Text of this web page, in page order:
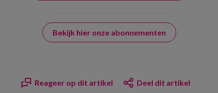
Bekijk hier onze abonnementen
Reageer op dit artikel Deel dit artikel